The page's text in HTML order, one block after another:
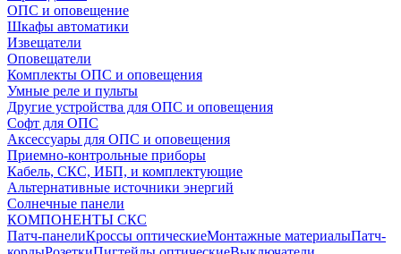
ОПС и оповещение
Шкафы автоматики
Извещатели
Оповещатели
Комплекты ОПС и оповещения
Умные реле и пульты
Другие устройства для ОПС и оповещения
Софт для ОПС
Аксессуары для ОПС и оповещения
Приемно-контрольные приборы
Кабель, СКС, ИБП, и комплектующие
Альтернативные источники энергий
Солнечные панели
КОМПОНЕНТЫ СКС
Патч-панелиКроссы оптическиеМонтажные материалыПатч-